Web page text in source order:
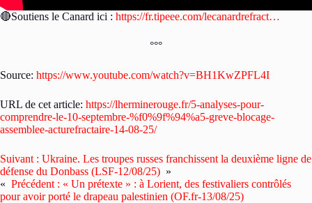
🔴Soutiens le Canard ici : https://fr.tipeee.com/lecanardrefract…
°°°
Source: https://www.youtube.com/watch?v=BH1KwZPFL4I
URL de cet article: https://lherminerouge.fr/5-analyses-pour-
comprendre-le-10-septembre-%f0%9f%94%a5-greve-blocage-
assemblee-acturefractaire-14-08-25/
Suivant : Ukraine. Les troupes russes franchissent la deuxième ligne de
défense du Donbass (LSF-12/08/25) »
« Précédent : « Un prétexte » : à Lorient, des festivaliers contrôlés
pour avoir porté le drapeau palestinien (OF.fr-13/08/25)